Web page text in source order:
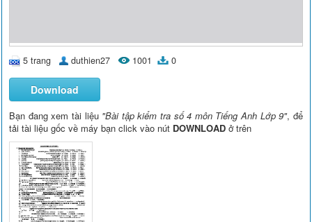
5 trang duthien27 1001 0
Download
Bạn đang xem tài liệu "Bài tập kiểm tra số 4 môn Tiếng Anh Lớp 9", để
tải tài liệu gốc về máy bạn click vào nút DOWNLOAD ở trên